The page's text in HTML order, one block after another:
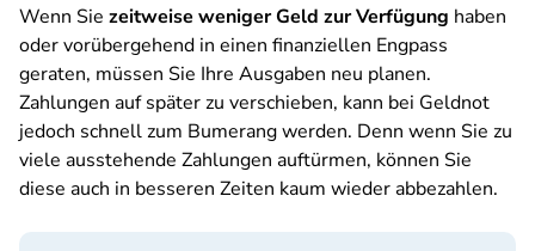
Wenn Sie zeitweise weniger Geld zur Verfügung haben
oder vorübergehend in einen finanziellen Engpass
geraten, müssen Sie Ihre Ausgaben neu planen.
Zahlungen auf später zu verschieben, kann bei Geldnot
jedoch schnell zum Bumerang werden. Denn wenn Sie zu
viele ausstehende Zahlungen auftürmen, können Sie
diese auch in besseren Zeiten kaum wieder abbezahlen.